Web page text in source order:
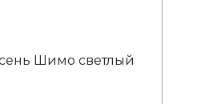
Шимо светлый